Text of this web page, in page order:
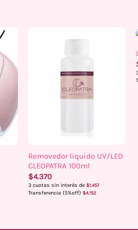
Removedor liquido UV/LED
CLEOPATRA 100ml
$4.370
3 cuotas sin interés de $1.457
Transferencia (5%off) $4.152